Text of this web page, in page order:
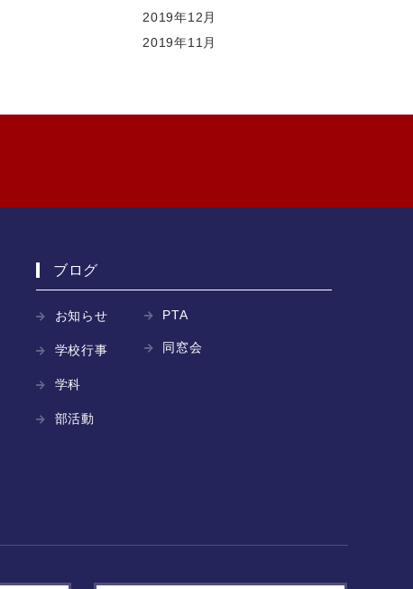
2019年12月
2019年11月
ブログ
お知らせ
学校行事
学科
部活動
PTA
同窓会